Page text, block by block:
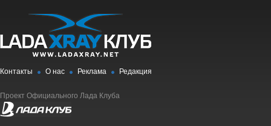
Контакты О нас Реклама Редакция
Проект Официального Лада Клуба